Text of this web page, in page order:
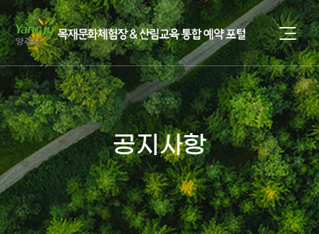
공지사항